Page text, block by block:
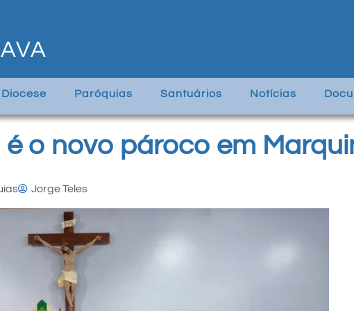
Diocese Paróquias Santuários Notícias
é o novo pároco em
Jorge Teles